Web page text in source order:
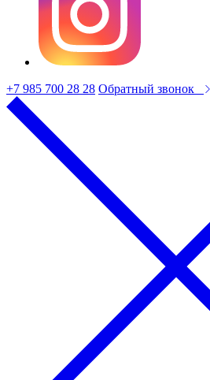
+7 985 700 28 28 Обратный звонок